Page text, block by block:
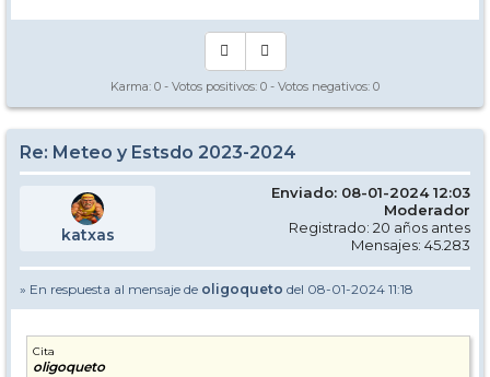
Karma: 0 - Votos positivos: 0 - Votos negativos: 0
Re: Meteo y Estsdo 2023-2024
katxas
Enviado: 08-01-2024 12:03
Moderador
Registrado: 20 años antes
Mensajes: 45.283
» En respuesta al mensaje de oligoqueto del 08-01-2024 11:18
Cita
oligoqueto